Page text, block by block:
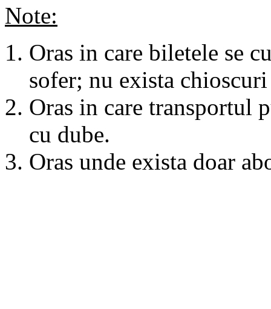
Note:
Oras in care biletele se
sofer; nu exista
Oras in care transportul
cu dube.
Oras unde exista doar